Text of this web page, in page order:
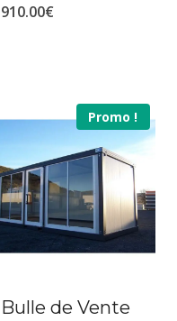
910.00€
Promo !
Bulle de Vente